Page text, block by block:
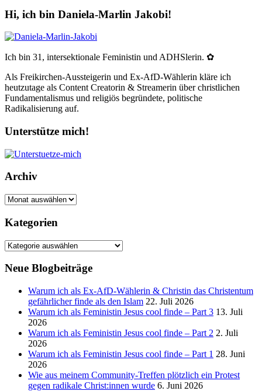
Hi, ich bin Daniela-Marlin Jakobi!
Ich bin 31, intersektionale Feministin und ADHSlerin. ✿
Als Freikirchen-Aussteigerin und Ex-AfD-Wählerin kläre ich
heutzutage als Content Creatorin & Streamerin über christlichen
Fundamentalismus und religiös begründete, politische
Radikalisierung auf.
Unterstütze mich!
Archiv
Archiv
Kategorien
Kategorien
Neue Blogbeiträge
Warum ich als Ex-AfD-Wählerin & Christin das Christentum
gefährlicher finde als den Islam 22. Juli 2026
Warum ich als Feministin Jesus cool finde – Part 3 13. Juli
2026
Warum ich als Feministin Jesus cool finde – Part 2 2. Juli
2026
Warum ich als Feministin Jesus cool finde – Part 1 28. Juni
2026
Wie aus meinem Community-Treffen plötzlich ein Protest
gegen radikale Christ:innen wurde 6. Juni 2026